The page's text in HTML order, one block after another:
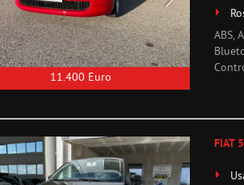
11.400 Euro
ABS,
FIAT